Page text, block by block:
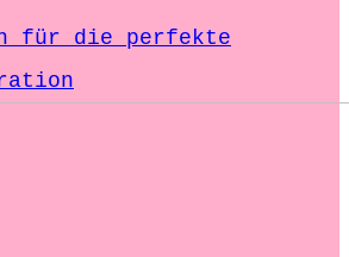
für die perfekte